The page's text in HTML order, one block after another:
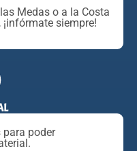
Medas o a la Costa
siempre!
poder